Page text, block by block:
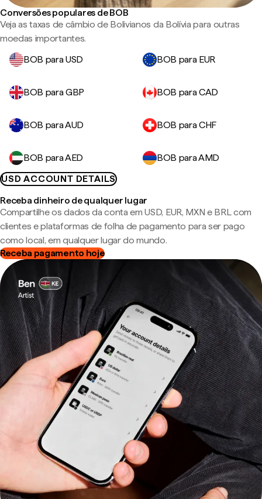
Conversões populares de BOB
Veja as taxas de câmbio de Bolivianos da Bolívia para outras
moedas importantes.
BOB para USD
BOB para EUR
BOB para GBP BOB para CAD
BOB para AUD BOB para CHF
BOB para AED
BOB para AMD
USD ACCOUNT DETAILS
Receba dinheiro de qualquer lugar
Compartilhe os dados da conta em USD, EUR, MXN e BRL com
clientes e plataformas de folha de pagamento para ser pago
como local, em qualquer lugar do mundo.
Receba pagamento hoje